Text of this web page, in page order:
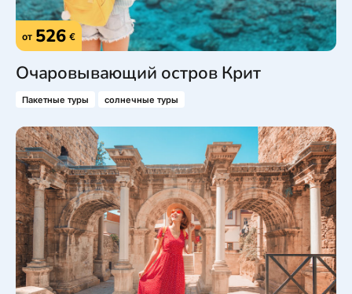
от 526 €
Очаровывающий остров Крит
Пакетные туры солнечные туры